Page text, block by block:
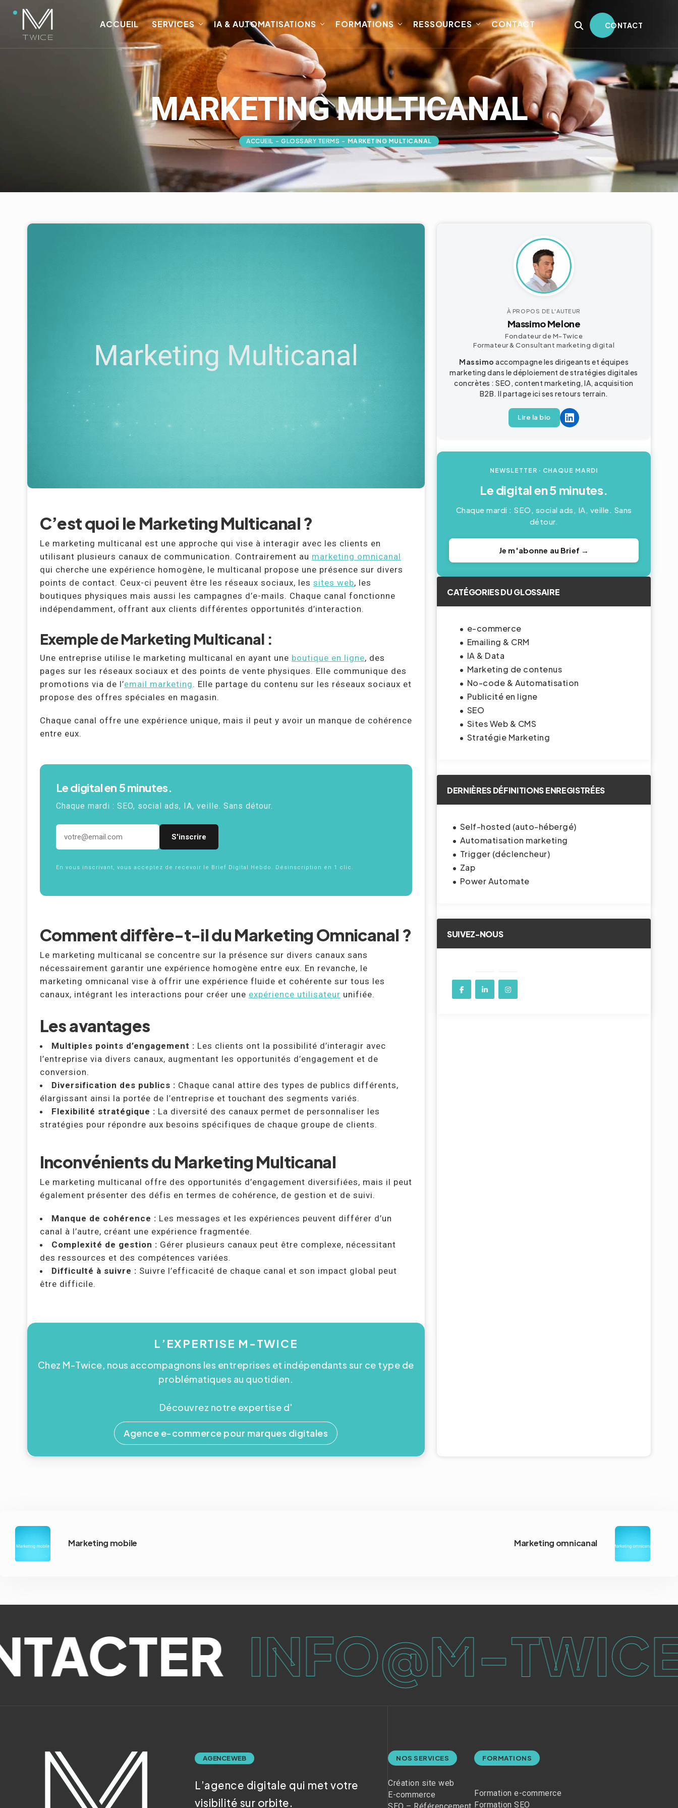
ACCUEIL SERVICES IA & AUTOMATISATIONS FORMATIONS RESSOURCES CONTACT CONTACT
MARKETING MULTICANAL
ACCUEIL - GLOSSARY TERMS - MARKETING MULTICANAL
C’est quoi le Marketing Multicanal ?
Le marketing multicanal est une approche qui vise à interagir avec les clients en
utilisant plusieurs canaux de communication. Contrairement au marketing omnicanal
qui cherche une expérience homogène, le multicanal propose une présence sur divers
points de contact. Ceux-ci peuvent être les réseaux sociaux, les sites web, les
boutiques physiques mais aussi les campagnes d’e-mails. Chaque canal fonctionne
indépendamment, offrant aux clients différentes opportunités d’interaction.
Exemple de Marketing Multicanal :
Une entreprise utilise le marketing multicanal en ayant une boutique en ligne, des
pages sur les réseaux sociaux et des points de vente physiques. Elle communique des
promotions via de l’email marketing. Elle partage du contenu sur les réseaux sociaux et
propose des offres spéciales en magasin.
Chaque canal offre une expérience unique, mais il peut y avoir un manque de cohérence
entre eux.
Le digital en 5 minutes.
Chaque mardi : SEO, social ads, IA, veille. Sans détour.
En vous inscrivant, vous acceptez de recevoir le Brief Digital Hebdo. Désinscription en 1 clic.
Comment diffère-t-il du Marketing Omnicanal ?
Le marketing multicanal se concentre sur la présence sur divers canaux sans
nécessairement garantir une expérience homogène entre eux. En revanche, le
marketing omnicanal vise à offrir une expérience fluide et cohérente sur tous les
canaux, intégrant les interactions pour créer une expérience utilisateur unifiée.
Les avantages
Multiples points d’engagement : Les clients ont la possibilité d’interagir avec
l’entreprise via divers canaux, augmentant les opportunités d’engagement et de
conversion.
Diversification des publics : Chaque canal attire des types de publics différents,
élargissant ainsi la portée de l’entreprise et touchant des segments variés.
Flexibilité stratégique : La diversité des canaux permet de personnaliser les
stratégies pour répondre aux besoins spécifiques de chaque groupe de clients.
Inconvénients du Marketing Multicanal
Le marketing multicanal offre des opportunités d’engagement diversifiées, mais il peut
également présenter des défis en termes de cohérence, de gestion et de suivi.
Manque de cohérence : Les messages et les expériences peuvent différer d’un
canal à l’autre, créant une expérience fragmentée.
Complexité de gestion : Gérer plusieurs canaux peut être complexe, nécessitant
des ressources et des compétences variées.
Difficulté à suivre : Suivre l’efficacité de chaque canal et son impact global peut
être difficile.
L’EXPERTISE M-TWICE
Chez M-Twice, nous accompagnons les entreprises et indépendants sur ce type de
problématiques au quotidien.
Découvrez notre expertise d'
Agence e-commerce pour marques digitales
À PROPOS DE L'AUTEUR
Massimo Melone
Fondateur de M-Twice
Formateur & Consultant marketing digital
Massimo accompagne les dirigeants et équipes
marketing dans le déploiement de stratégies digitales
concrètes : SEO, content marketing, IA, acquisition
B2B. Il partage ici ses retours terrain.
Lire la bio
NEWSLETTER · CHAQUE MARDI
Le digital en 5 minutes.
Chaque mardi : SEO, social ads, IA, veille. Sans
détour.
Je m'abonne au Brief →
CATÉGORIES DU GLOSSAIRE
e-commerce
Emailing & CRM
IA & Data
Marketing de contenus
No-code & Automatisation
Publicité en ligne
SEO
Sites Web & CMS
Stratégie Marketing
DERNIÈRES DÉFINITIONS ENREGISTRÉES
Self-hosted (auto-hébergé)
Automatisation marketing
Trigger (déclencheur)
Zap
Power Automate
SUIVEZ-NOUS
Marketing mobile Marketing omnicanal
INFO@M-
AGENCE WEB
L’agence digitale qui met votre
visibilité sur orbite.
NOS SERVICES
Création site web
E-commerce
FORMATIONS
Formation e-commerce
Formation SEO